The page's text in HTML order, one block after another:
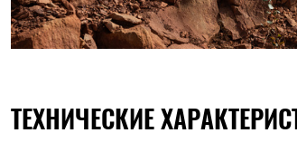
ТЕХНИЧЕСКИЕ